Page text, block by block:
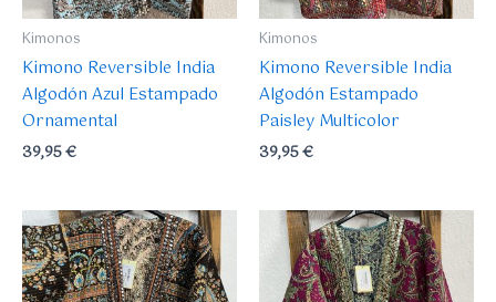
Kimonos
Kimono Reversible India
Algodón Azul Estampado
Ornamental
39,95€
Kimonos
Kimono Reversible India
Algodón Estampado
Paisley Multicolor
39,95€